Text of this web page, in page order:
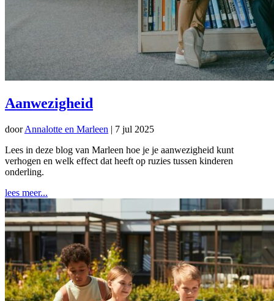
Aanwezigheid
doorAnnalotte en Marleen | 7 jul 2025
Lees in deze blog van Marleen hoe je je aanwezigheid kunt
verhogen en welk effect dat heeft op ruzies tussen kinderen
onderling.
lees meer...